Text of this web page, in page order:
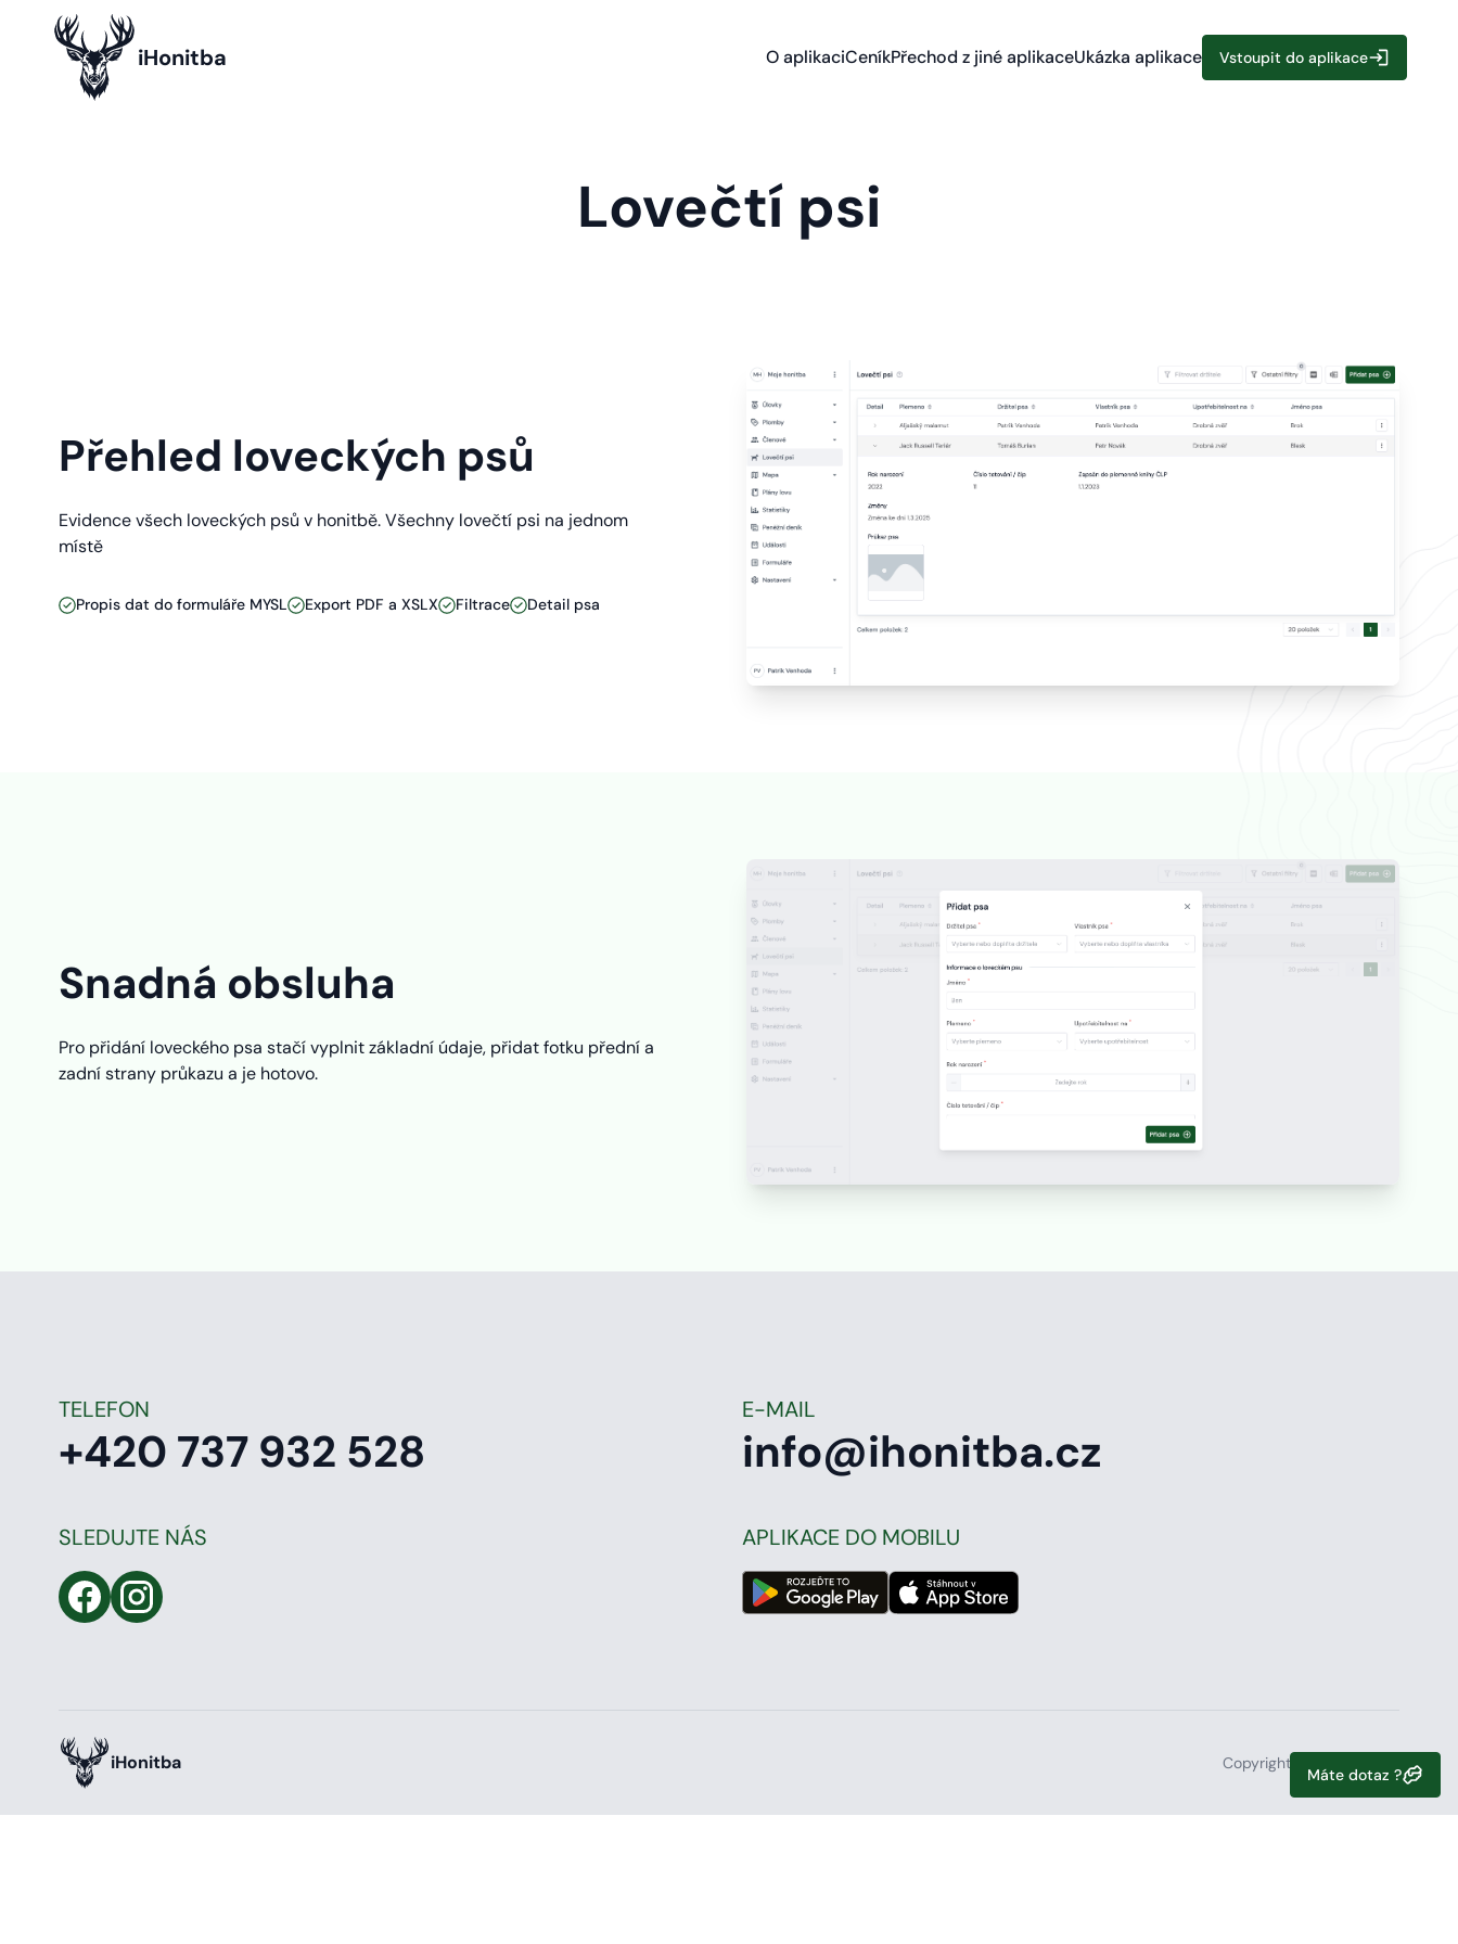
iHonitba O aplikaciCeníkPřechod z jiné aplikaceUkázka aplikace Vstoupit do aplikace
Lovečtí psi
Přehled loveckých psů
Evidence všech loveckých psů v honitbě. Všechny lovečtí psi na jednom
místě
Propis dat do formuláře MYSL Export PDF a XSLX Filtrace Detail psa
Snadná obsluha
Pro přidání loveckého psa stačí vyplnit základní údaje, přidat fotku přední a
zadní strany průkazu a je hotovo.
TELEFON
+420 737 932 528
E-MAIL
info@ihonitba.cz
SLEDUJTE NÁS APLIKACE DO MOBILU
iHonitba Copyright 2026, iHonitba
Máte dotaz ?